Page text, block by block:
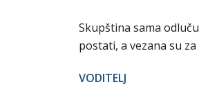
Skupština sama
postati, a vezana su
VODITELJ